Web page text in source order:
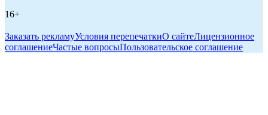
16+
Заказать рекламуУсловия перепечаткиО сайтеЛицензионное
соглашениеЧастые вопросыПользовательское соглашение